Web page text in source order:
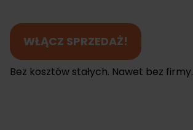
WŁĄCZ SPRZEDAŻ!
Bez kosztów stałych. Nawet bez firmy.